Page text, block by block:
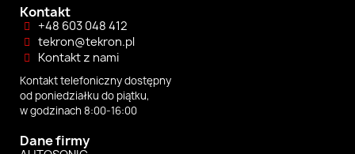
Kontakt
+48 603 048 412
tekron@tekron.pl
Kontakt z nami
Kontakt telefoniczny dostępny
od poniedziałku do piątku,
w godzinach 8:00-16:00
Dane firmy